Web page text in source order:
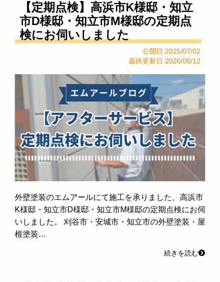
【定期点検】高浜市K様邸・知立
市D様邸・知立市M様邸の定期点
検にお伺いしました
公開日:2025/07/02
最終更新日:2026/05/12
外壁塗装のエムアールにて施工を承りました、高浜市
K様邸・知立市D様邸・知立市M様邸の定期点検にお伺
いしました。 刈谷市・安城市・知立市の外壁塗装・屋
根塗装…
続きを読む